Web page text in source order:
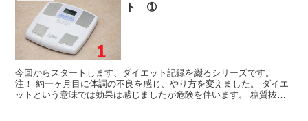
ト ➀
今回からスタートします、ダイエット記録を綴るシリーズです。
注！ 約一ヶ月目に体調の不良を感じ、やり方を変えました。 ダイエ
ットという意味では効果は感じましたが危険を伴います。 糖質抜き